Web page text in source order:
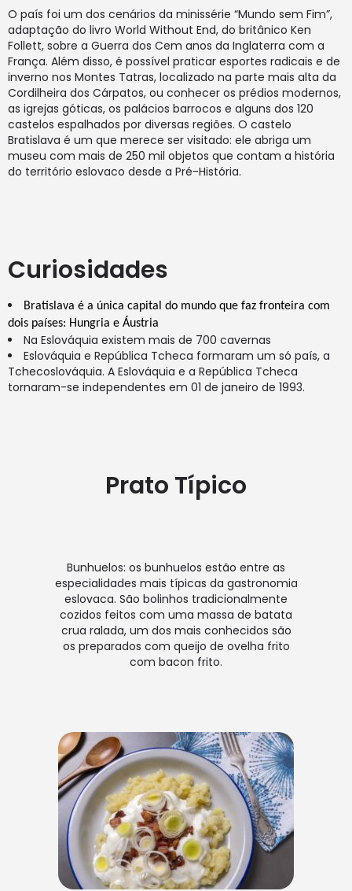
O país foi um dos cenários da minissérie “Mundo sem Fim”,
adaptação do livro World Without End, do britânico Ken
Follett, sobre a Guerra dos Cem anos da Inglaterra com a
França. Além disso, é possível praticar esportes radicais e de
inverno nos Montes Tatras, localizado na parte mais alta da
Cordilheira dos Cárpatos, ou conhecer os prédios modernos,
as igrejas góticas, os palácios barrocos e alguns dos 120
castelos espalhados por diversas regiões. O castelo
Bratislava é um que merece ser visitado: ele abriga um
museu com mais de 250 mil objetos que contam a história
do território eslovaco desde a Pré-História.
Curiosidades
Bratislava é a única capital do mundo que faz fronteira com
dois países: Hungria e Áustria
Na Eslováquia existem mais de 700 cavernas
Eslováquia e República Tcheca formaram um só país, a
Tchecoslováquia. A Eslováquia e a República Tcheca
tornaram-se independentes em 01 de janeiro de 1993.
Prato Típico
Bunhuelos: os bunhuelos estão entre as
especialidades mais típicas da gastronomia
eslovaca. São bolinhos tradicionalmente
cozidos feitos com uma massa de batata
crua ralada, um dos mais conhecidos são
os preparados com queijo de ovelha frito
com bacon frito.